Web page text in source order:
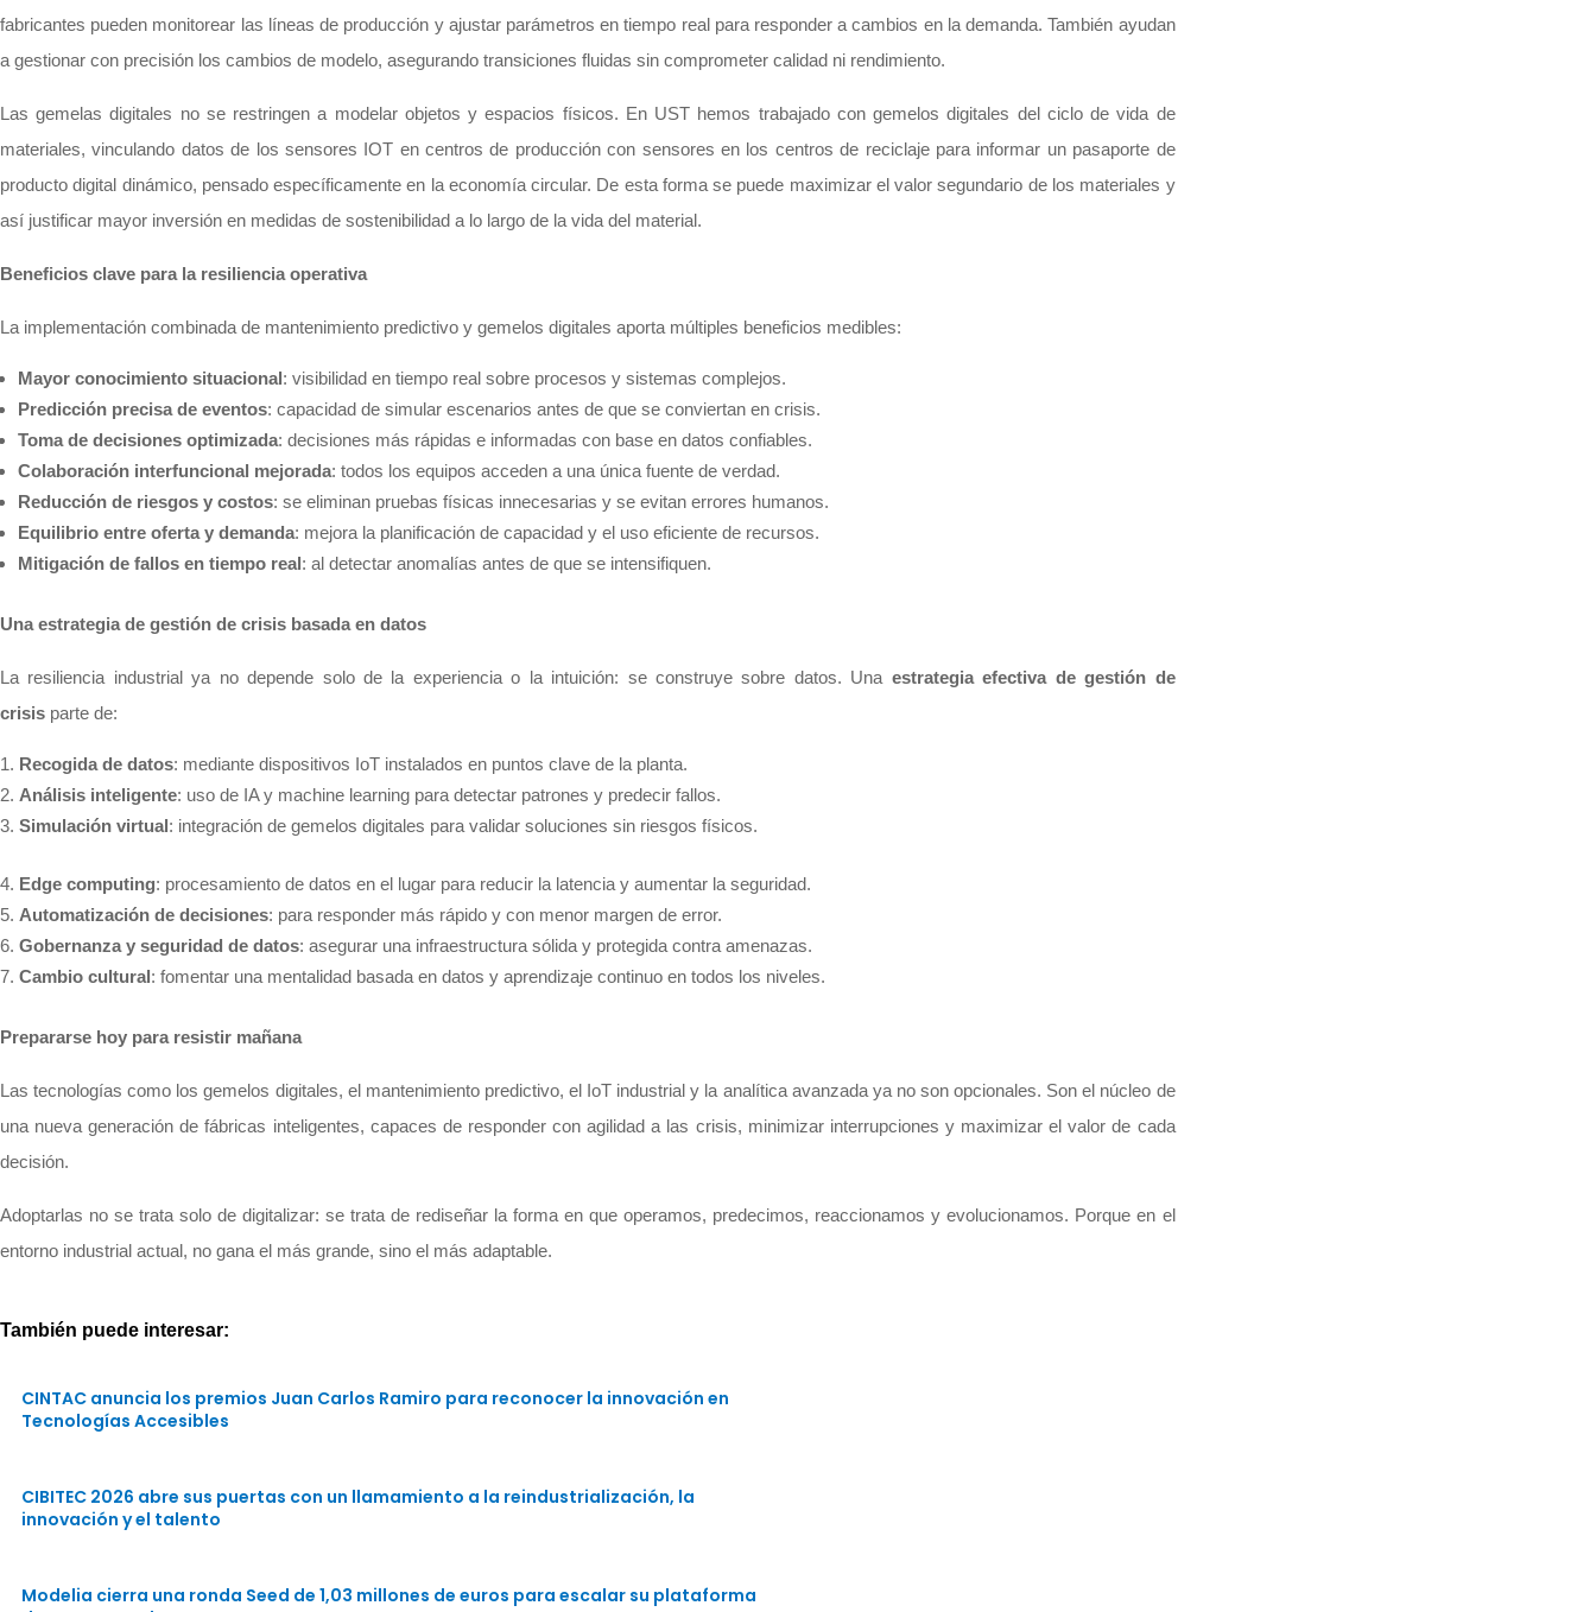
fabricantes pueden monitorear las líneas de producción y ajustar parámetros en tiempo real para responder a cambios en la demanda. También ayudan
a gestionar con precisión los cambios de modelo, asegurando transiciones fluidas sin comprometer calidad ni rendimiento.
Las gemelas digitales no se restringen a modelar objetos y espacios físicos. En UST hemos trabajado con gemelos digitales del ciclo de vida de
materiales, vinculando datos de los sensores IOT en centros de producción con sensores en los centros de reciclaje para informar un pasaporte de
producto digital dinámico, pensado específicamente en la economía circular. De esta forma se puede maximizar el valor segundario de los materiales y
así justificar mayor inversión en medidas de sostenibilidad a lo largo de la vida del material.
Beneficios clave para la resiliencia operativa
La implementación combinada de mantenimiento predictivo y gemelos digitales aporta múltiples beneficios medibles:
Mayor conocimiento situacional: visibilidad en tiempo real sobre procesos y sistemas complejos.
Predicción precisa de eventos: capacidad de simular escenarios antes de que se conviertan en crisis.
Toma de decisiones optimizada: decisiones más rápidas e informadas con base en datos confiables.
Colaboración interfuncional mejorada: todos los equipos acceden a una única fuente de verdad.
Reducción de riesgos y costos: se eliminan pruebas físicas innecesarias y se evitan errores humanos.
Equilibrio entre oferta y demanda: mejora la planificación de capacidad y el uso eficiente de recursos.
Mitigación de fallos en tiempo real: al detectar anomalías antes de que se intensifiquen.
Una estrategia de gestión de crisis basada en datos
La resiliencia industrial ya no depende solo de la experiencia o la intuición: se construye sobre datos. Una estrategia efectiva de gestión de
crisis parte de:
Recogida de datos: mediante dispositivos IoT instalados en puntos clave de la planta.
Análisis inteligente: uso de IA y machine learning para detectar patrones y predecir fallos.
Simulación virtual: integración de gemelos digitales para validar soluciones sin riesgos físicos.
Edge computing: procesamiento de datos en el lugar para reducir la latencia y aumentar la seguridad.
Automatización de decisiones: para responder más rápido y con menor margen de error.
Gobernanza y seguridad de datos: asegurar una infraestructura sólida y protegida contra amenazas.
Cambio cultural: fomentar una mentalidad basada en datos y aprendizaje continuo en todos los niveles.
Prepararse hoy para resistir mañana
Las tecnologías como los gemelos digitales, el mantenimiento predictivo, el IoT industrial y la analítica avanzada ya no son opcionales. Son el núcleo de
una nueva generación de fábricas inteligentes, capaces de responder con agilidad a las crisis, minimizar interrupciones y maximizar el valor de cada
decisión.
Adoptarlas no se trata solo de digitalizar: se trata de rediseñar la forma en que operamos, predecimos, reaccionamos y evolucionamos. Porque en el
entorno industrial actual, no gana el más grande, sino el más adaptable.
También puede interesar:
CINTAC anuncia los premios Juan Carlos Ramiro para reconocer la innovación en
Tecnologías Accesibles
CIBITEC 2026 abre sus puertas con un llamamiento a la reindustrialización, la
innovación y el talento
Modelia cierra una ronda Seed de 1,03 millones de euros para escalar su plataforma